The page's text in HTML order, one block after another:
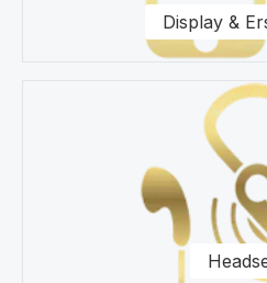
Display &